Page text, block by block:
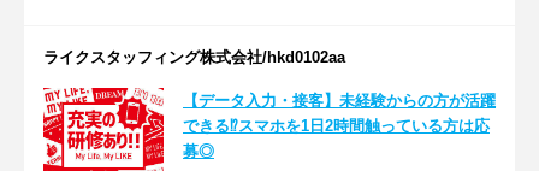
ライクスタッフィング株式会社/hkd0102aa
【データ入力・接客】未経験からの方が活躍
できる⁉スマホを1日2時間触っている方は応
募◎